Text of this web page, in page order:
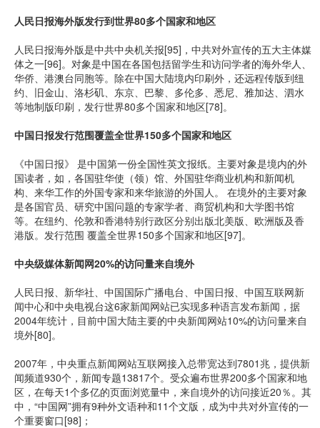
人民日报海外版发行到世界80多个国家和地区
人民日报海外版是中共中央机关报[95]，中共对外宣传的五大主体媒
体之一[96]。对象是中国在各国包括留学生和访问学者的海外华人、
华侨、港澳台同胞等。除在中国大陆境内印刷外，还远程传版到纽
约、旧金山、洛杉矶、东京、巴黎、多伦多、悉尼、雅加达、泗水
等地制版印刷，发行世界80多个国家和地区[78]。
中国日报发行范围覆盖全世界150多个国家和地区
《中国日报》 是中国第一份全国性英文报纸。主要对象是境内的外
国读者，如，各国驻华使（领）馆、外国驻华商业机构和新闻机
构、来华工作的外国专家和来华旅游的外国人。 在境外的主要对象
是各国官员、研究中国问题的专家学者、商贸机构和大学图书馆
等。在纽约、伦敦和香港特别行政区分别出版北美版、欧洲版及香
港版。发行范围 覆盖全世界150多个国家和地区[97]。
中央级媒体新闻网20%的访问量来自境外
人民日报、新华社、中国国际广播电台、中国日报、中国互联网新
闻中心和中央电视台这6家新闻网站已实现多种语言发布新闻，据
2004年统计，目前中国大陆主要的中央新闻网站10%的访问量来自
境外[80]。
2007年，中央重点新闻网站互联网接入总带宽达到7801兆，提供新
闻频道930个，新闻专题13817个。受众遍布世界200多个国家和地
区，在每天1个多亿的页面浏览量中，来自境外的访问接近20％。其
中，“中国网”拥有9种外文语种和11个文版，成为中共对外宣传的一
个重要窗口[98]；